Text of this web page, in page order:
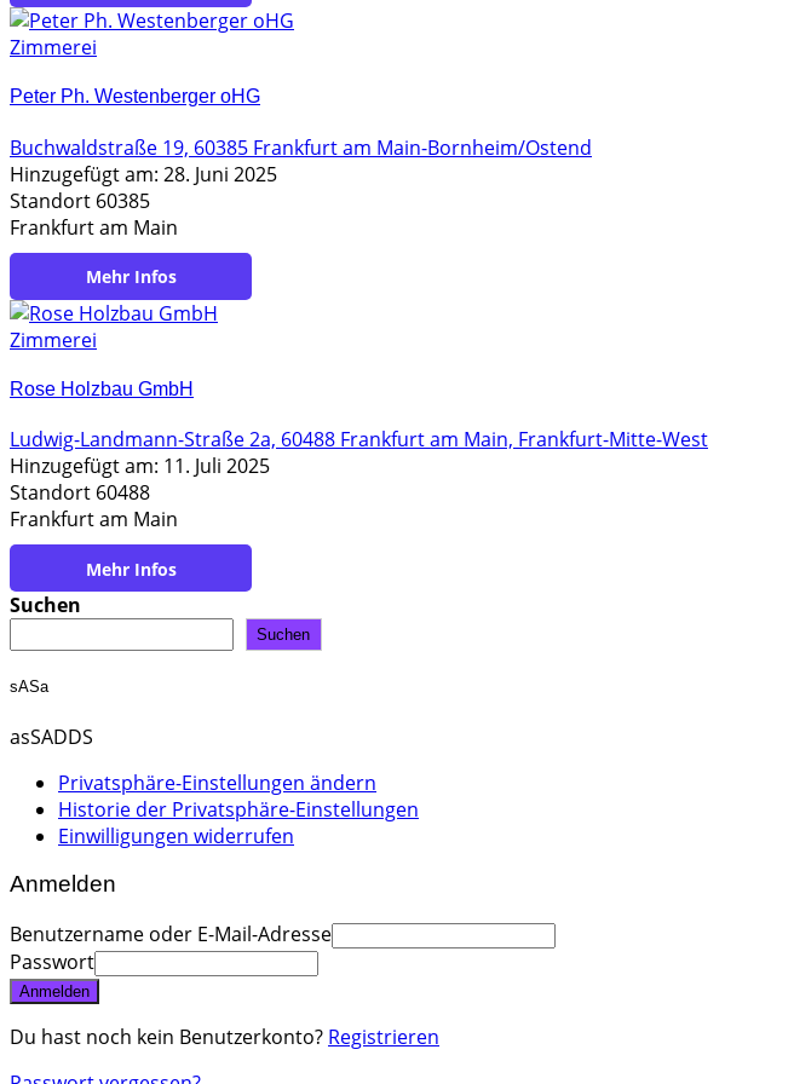
Zimmerei
Peter Ph. Westenberger oHG
Buchwaldstraße 19, 60385 Frankfurt am Main-Bornheim/Ostend
Hinzugefügt am: 28. Juni 2025
Standort 60385
Frankfurt am Main
https://www.westenberger-holzbau.de/
Zimmerei
Rose Holzbau GmbH
Ludwig-Landmann-Straße 2a, 60488 Frankfurt am Main, Frankfurt-Mitte-West
Hinzugefügt am: 11. Juli 2025
Standort 60488
Frankfurt am Main
https://rose-holzbau.de/
Suchen
Suchen
sASa
asSADDS
Privatsphäre-Einstellungen ändern
Historie der Privatsphäre-Einstellungen
Einwilligungen widerrufen
Anmelden
Benutzername oder E-Mail-Adresse
Passwort
Anmelden
Du hast noch kein Benutzerkonto? Registrieren